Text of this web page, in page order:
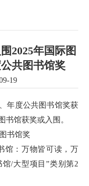
2025年国际图
共图书馆奖
19
年度公共图书馆奖获
书馆获奖或入围。
书馆奖
馆：万物皆可读，万
/大型项目”类别第2